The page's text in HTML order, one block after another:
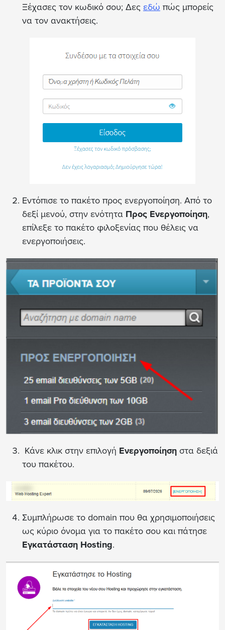
Ξέχασες τον κωδικό σου; Δες εδώ πώς μπορείς
να τον ανακτήσεις.
Εντόπισε το πακέτο προς ενεργοποίηση. Από το
δεξί μενού, στην ενότητα Προς Ενεργοποίηση,
επίλεξε το πακέτο φιλοξενίας που θέλεις να
ενεργοποιήσεις.
Κάνε κλικ στην επιλογή Ενεργοποίηση στα δεξιά
του πακέτου.
Συμπλήρωσε το domain που θα χρησιμοποιήσεις
ως κύριο όνομα για το πακέτο σου και πάτησε
Εγκατάσταση Hosting.